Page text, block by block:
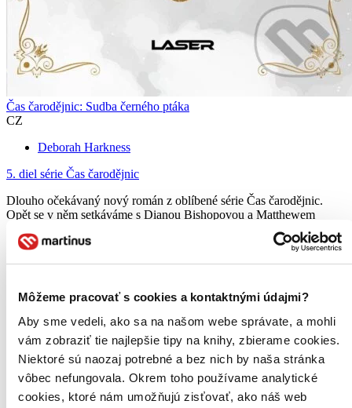
Môžeme pracovať s cookies a kontaktnými údajmi?
Aby sme vedeli, ako sa na našom webe správate, a mohli
vám zobraziť tie najlepšie tipy na knihy, zbierame cookies.
Niektoré sú naozaj potrebné a bez nich by naša stránka
vôbec nefungovala. Okrem toho používame analytické
cookies, ktoré nám umožňujú zisťovať, ako náš web
Čas čarodějnic: Sudba černého ptáka
CZ
Deborah Harkness
5. diel série Čas čarodějnic
Dlouho očekávaný nový román z oblíbené série Čas čarodějnic.
Opět se v něm setkáváme s Dianou Bishopovou a Matthewem
Clairmontem, čarodějnicí a upírem, kteří si navzdory tradici a mnoha
dalším překážkám vyvzdorovali svůj zakázaný vztah...
Na sklade 3 ks
posledné kusy. Ak ju chcete mať rýchlo, ponáhľajte sa!
Dodanie ďalších môže trvať dlhšie, zvyčajne do šiestich dní.
Pridať do zoznamu
E-kniha EPUB
17,73 €